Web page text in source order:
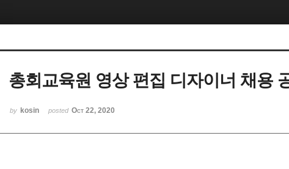
총회교육원 영상 편집 디자이너 채용
by kosin posted Oct 22, 2020